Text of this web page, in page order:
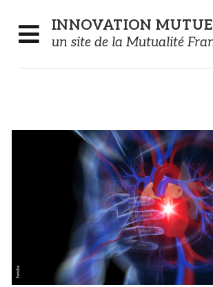
INNOVATION
un site de la Mutualité